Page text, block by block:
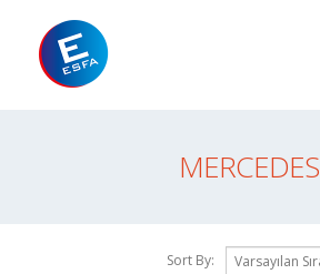
MERCEDES
Sort By: